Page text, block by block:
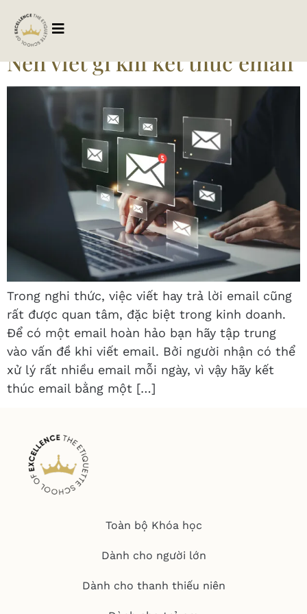
Tag:
Nên viết gì khi kết thúc email
Trong nghi thức, việc viết hay trả lời email cũng
rất được quan tâm, đặc biệt trong kinh doanh.
Để có một email hoàn hảo bạn hãy tập trung
vào vấn đề khi viết email. Bởi người nhận có thể
xử lý rất nhiều email mỗi ngày, vì vậy hãy kết
thúc email bằng một […]
Toàn bộ Khóa học
Dành cho người lớn
Dành cho thanh thiếu niên